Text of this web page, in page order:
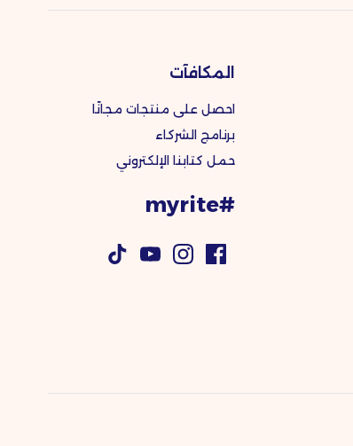
المكافآت
احصل على منتجات مجانًا
برنامج الشركاء
حمل كتابنا الإلكتروني
#myrite